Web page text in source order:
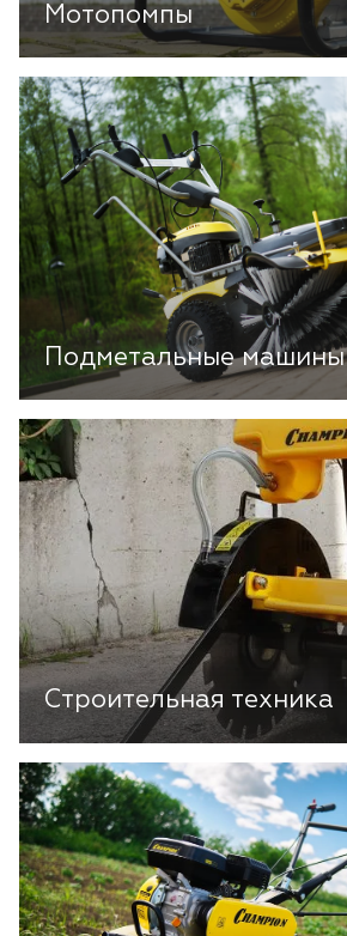
Мотопомпы
Подметальные машины
Строительная техника